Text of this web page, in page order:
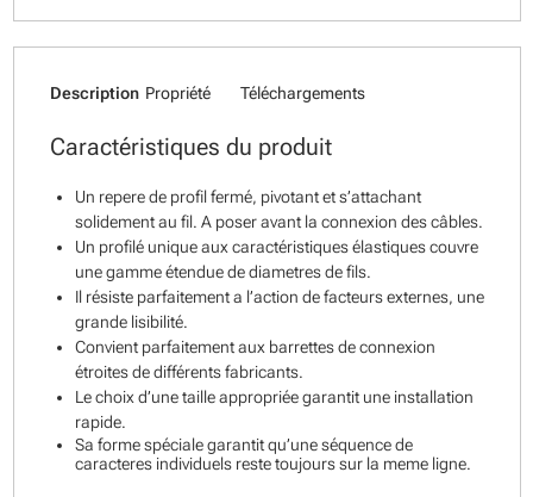
Description Propriété Téléchargements
Caractéristiques du produit
Un repere de profil fermé, pivotant et s’attachant
solidement au fil. A poser avant la connexion des câbles.
Un profilé unique aux caractéristiques élastiques couvre
une gamme étendue de diametres de fils.
Il résiste parfaitement a l’action de facteurs externes, une
grande lisibilité.
Convient parfaitement aux barrettes de connexion
étroites de différents fabricants.
Le choix d’une taille appropriée garantit une installation
rapide.
Sa forme spéciale garantit qu’une séquence de
caracteres individuels reste toujours sur la meme ligne.